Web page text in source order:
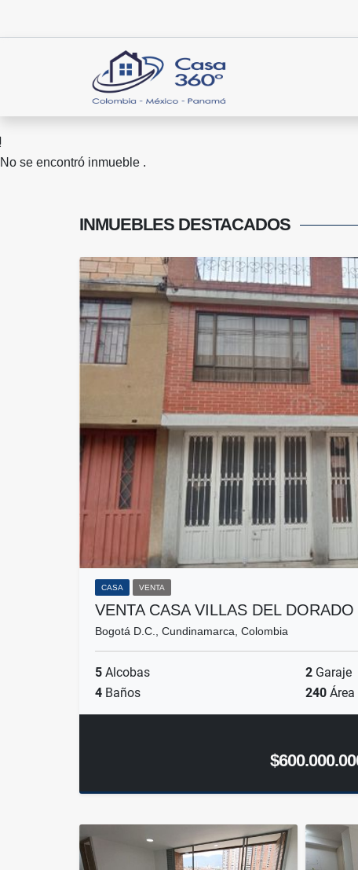
No se encontró inmueble .
INMUEBLES DESTACADOS
CASA VENTA
VENTA CASA VILLAS DEL
Bogotá D.C., Cundinamarca, Colombia
5 Alcobas 2 Garaje
4 Baños 240 Área